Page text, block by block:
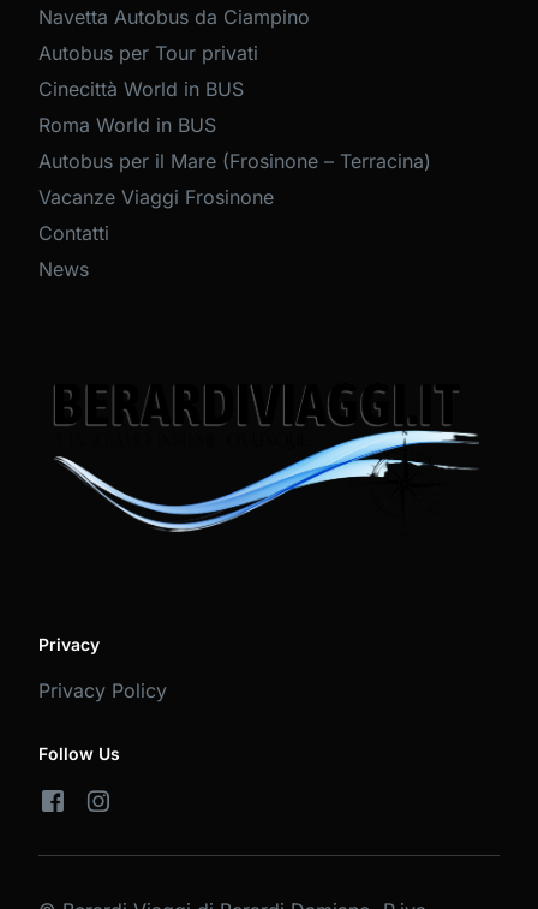
Navetta Autobus da Ciampino
Autobus per Tour privati
Cinecittà World in BUS
Roma World in BUS
Autobus per il Mare (Frosinone – Terracina)
Vacanze Viaggi Frosinone
Contatti
News
Privacy
Privacy Policy
Follow Us